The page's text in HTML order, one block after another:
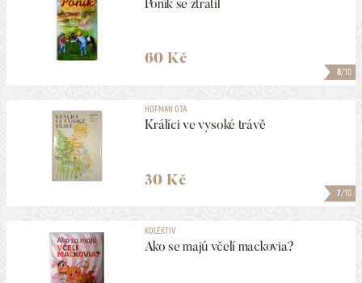
8/10
Poník se ztratil
60 Kč
7/10
HOFMAN OTA
Králíci ve vysoké trávě
30 Kč
KOLEKTIV
Ako se majú včelí mackovia?